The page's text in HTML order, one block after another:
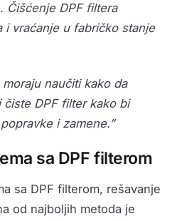
Čišćenje DPF filtera
i vraćanje u fabričko stanje
moraju naučiti kako da
DPF filter kako bi
i zamene.”
sa DPF filterom
sa DPF filterom, rešavanje
od najboljih metoda je